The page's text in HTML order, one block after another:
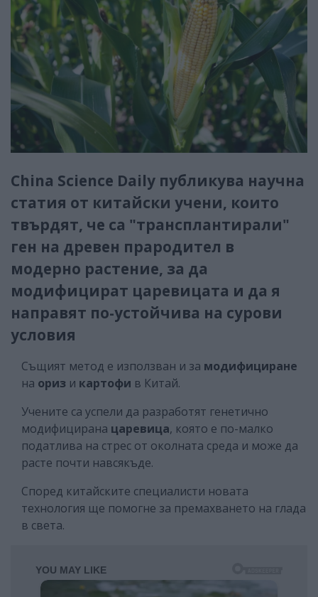
China Science Daily публикува научна
статия от китайски учени, които
твърдят, че са "трансплантирали"
ген на древен прародител в
модерно растение, за да
модифицират царевицата и да я
направят по-устойчива на сурови
условия
Същият метод е използван и за модифициране
на ориз и картофи в Китай.
Учените са успели да разработят генетично
модифицирана царевица, която е по-малко
податлива на стрес от околната среда и може да
расте почти навсякъде.
Според китайските специалисти новата
технология ще помогне за премахването на глада
в света.